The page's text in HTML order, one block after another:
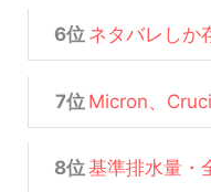
ネタバレしか
Micron、
基準排水量・